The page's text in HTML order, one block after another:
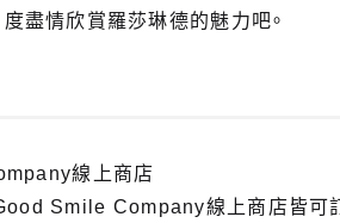
盡情欣賞羅莎琳德的魅力吧。
線上商店
Smile Company線上商店皆可訂